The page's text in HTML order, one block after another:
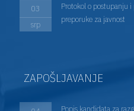
03
srp
Protokol o postupanju
preporuke za javnost
ZAPOŠLJAVANJE
Popis kandidata za